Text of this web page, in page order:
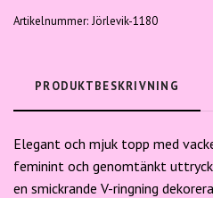
Artikelnummer: Jörlevik-1180
PRODUKTBESKRIVNING
Elegant och mjuk topp med
feminint och genomtänkt
en smickrande V-ringning